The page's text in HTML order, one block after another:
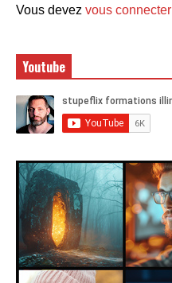
Vous devez vous connecter
Youtube